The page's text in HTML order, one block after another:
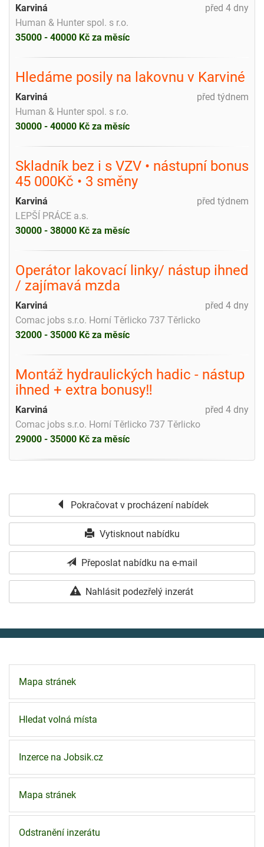
před 4 dny
Karviná
Human & Hunter spol. s r.o.
35000 - 40000 Kč za měsíc
Hledáme posily na lakovnu v Karviné
před týdnem
Karviná
Human & Hunter spol. s r.o.
30000 - 40000 Kč za měsíc
Skladník bez i s VZV • nástupní bonus
45 000Kč • 3 směny
před týdnem
Karviná
LEPŠÍ PRÁCE a.s.
30000 - 38000 Kč za měsíc
Operátor lakovací linky/ nástup ihned
/ zajímavá mzda
před 4 dny
Karviná
Comac jobs s.r.o. Horní Těrlicko 737 Těrlicko
32000 - 35000 Kč za měsíc
Montáž hydraulických hadic - nástup
ihned + extra bonusy‼️
před 4 dny
Karviná
Comac jobs s.r.o. Horní Těrlicko 737 Těrlicko
29000 - 35000 Kč za měsíc
Pokračovat v procházení nabídek
Vytisknout nabídku
Přeposlat nabídku na e-mail
Nahlásit podezřelý inzerát
Mapa stránek
Hledat volná místa
Inzerce na Jobsik.cz
Mapa stránek
Odstranění inzerátu